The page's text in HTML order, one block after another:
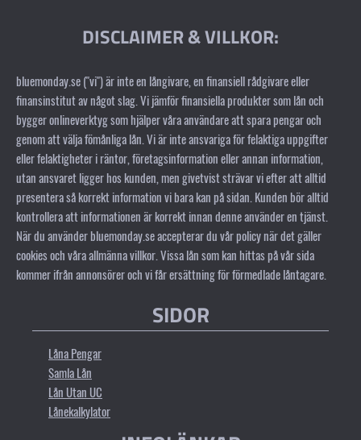
DISCLAIMER & VILLKOR:
bluemonday.se ("vi") är inte en långivare, en finansiell rådgivare eller
finansinstitut av något slag. Vi jämför finansiella produkter som lån och
bygger onlineverktyg som hjälper våra användare att spara pengar och
genom att välja fömånliga lån. Vi är inte ansvariga för felaktiga uppgifter
eller felaktigheter i räntor, företagsinformation eller annan information,
utan ansvaret ligger hos kunden, men givetvist strävar vi efter att alltid
presentera så korrekt information vi bara kan på sidan. Kunden bör alltid
kontrollera att informationen är korrekt innan denne använder en tjänst.
När du använder bluemonday.se accepterar du vår policy när det gäller
cookies och våra allmänna villkor. Vissa lån som kan hittas på vår sida
kommer ifrån annonsörer och vi får ersättning för förmedlade låntagare.
SIDOR
Låna Pengar
Samla Lån
Lån Utan UC
Lånekalkylator